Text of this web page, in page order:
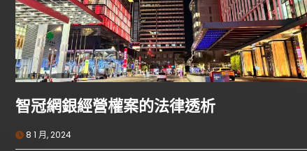
智冠網銀經營權案的法律透析
8 1 月, 2024